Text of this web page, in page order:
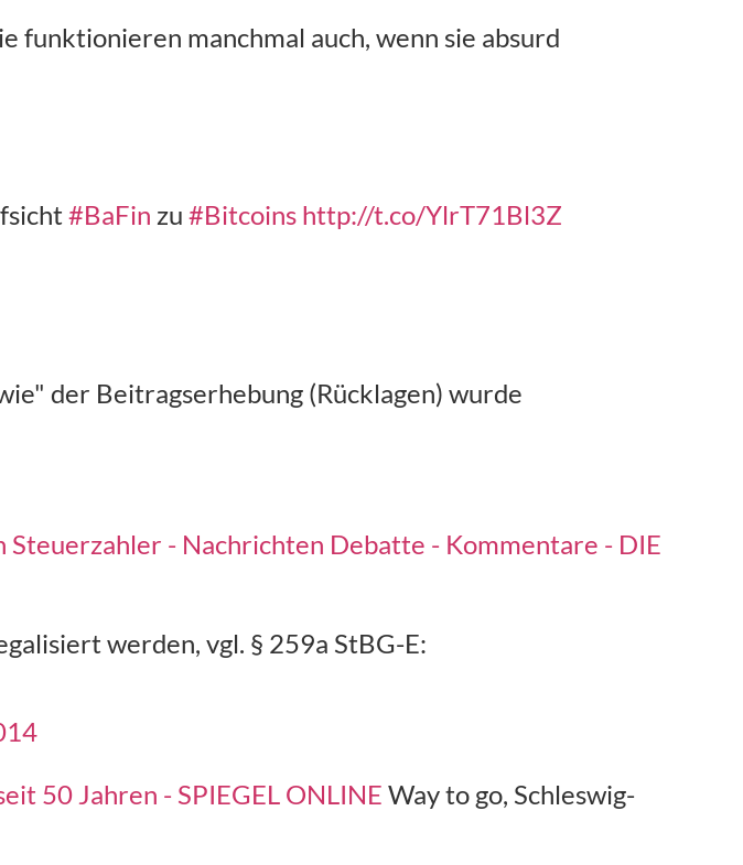
funktionieren manchmal auch, wenn sie absurd
#BaFin zu#Bitcoins http://t.co/YlrT71Bl3Z
der Beitragserhebung (Rücklagen) wurde
- Nachrichten Debatte - Kommentare - DIE
werden, vgl. § 259a StBG-E:
50 Jahren - SPIEGEL ONLINE Way to go, Schleswig-